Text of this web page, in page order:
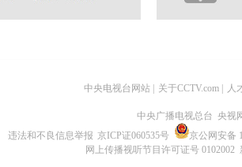
中央电视台网站 关于CCTV.com 人
中央广播电视总台 央视
违法和不良信息举报 京ICP证060535号
京公网安备
网上传播视听节目许可证号 0102002